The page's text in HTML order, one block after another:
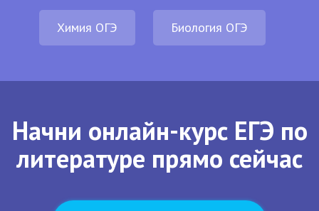
Химия ОГЭ Биология ОГЭ
Начни онлайн-курс ЕГЭ по
литературе прямо сейчас